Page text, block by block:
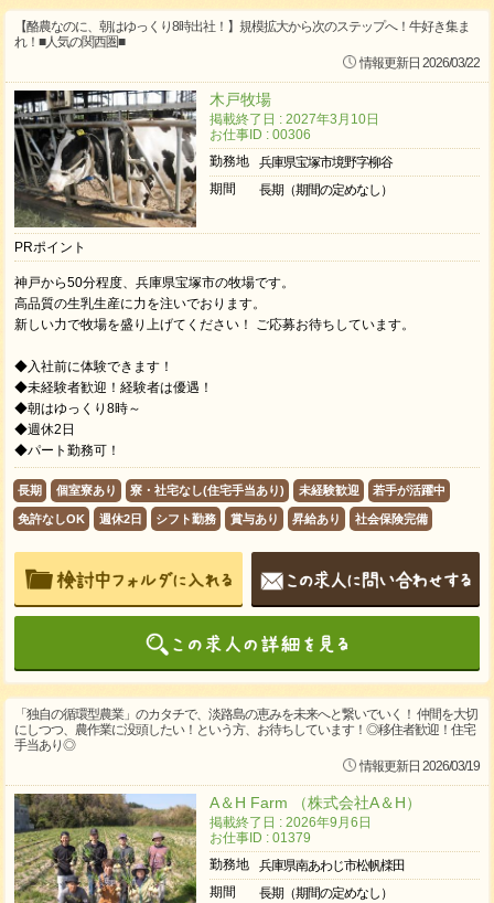
【酪農なのに、朝はゆっくり8時出社！】規模拡大から次のステップへ！牛好き集ま
れ！■人気の関西圏■
情報更新日 2026/03/22
木戸牧場
掲載終了日 : 2027年3月10日
お仕事ID : 00306
勤務地
兵庫県宝塚市境野字柳谷
期間
長期（期間の定めなし）
PRポイント
神戸から50分程度、兵庫県宝塚市の牧場です。
高品質の生乳生産に力を注いでおります。
新しい力で牧場を盛り上げてください！ ご応募お待ちしています。
◆入社前に体験できます！
◆未経験者歓迎！経験者は優遇！
◆朝はゆっくり8時～
◆週休2日
◆パート勤務可！
長期 個室寮あり 寮・社宅なし(住宅手当あり) 未経験歓迎 若手が活躍中
免許なしOK 週休2日 シフト勤務 賞与あり 昇給あり 社会保険完備
「独自の循環型農業」のカタチで、淡路島の恵みを未来へと繋いでいく！ 仲間を大切
にしつつ、農作業に没頭したい！という方、お待ちしています！◎移住者歓迎！住宅
手当あり◎
情報更新日 2026/03/19
A＆H Farm （株式会社A＆H）
掲載終了日 : 2026年9月6日
お仕事ID : 01379
勤務地
兵庫県南あわじ市松帆檪田
期間
長期（期間の定めなし）